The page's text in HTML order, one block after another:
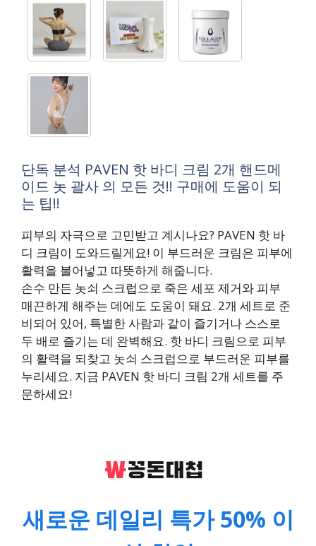
단독 분석 PAVEN 핫 바디 크림 2개 핸드메
이드 놋 괄사 의 모든 것!! 구매에 도움이 되
는 팁!!
피부의 자극으로 고민받고 계시나요? PAVEN 핫 바
디 크림이 도와드릴게요! 이 부드러운 크림은 피부에
활력을 불어넣고 따뜻하게 해줍니다.
손수 만든 놋쇠 스크럽으로 죽은 세포 제거와 피부
매끈하게 해주는 데에도 도움이 돼요. 2개 세트로 준
비되어 있어, 특별한 사람과 같이 즐기거나 스스로
두 배로 즐기는 데 완벽해요. 핫 바디 크림으로 피부
의 활력을 되찾고 놋쇠 스크럽으로 부드러운 피부를
누리세요. 지금 PAVEN 핫 바디 크림 2개 세트를 주
문하세요!
새로운 데일리 특가 50% 이